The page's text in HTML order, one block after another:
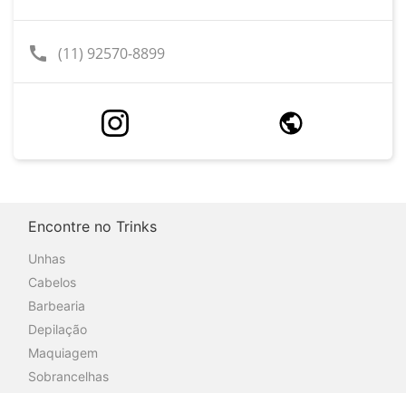
call (11) 92570-8899
Encontre no Trinks
Unhas
Cabelos
Barbearia
Depilação
Maquiagem
Sobrancelhas